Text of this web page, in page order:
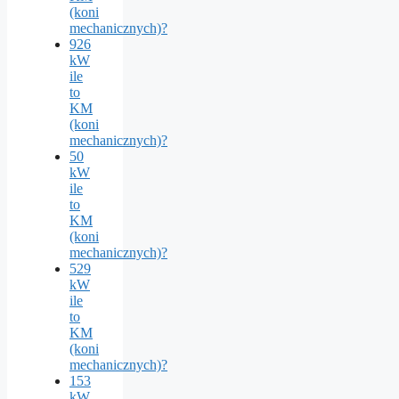
(koni
mechanicznych)?
926
kW
ile
to
KM
(koni
mechanicznych)?
50
kW
ile
to
KM
(koni
mechanicznych)?
529
kW
ile
to
KM
(koni
mechanicznych)?
153